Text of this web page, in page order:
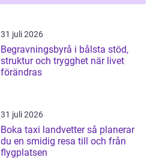
31 juli 2026
Begravningsbyrå i bålsta stöd,
struktur och trygghet när livet
förändras
31 juli 2026
Boka taxi landvetter så planerar
du en smidig resa till och från
flygplatsen